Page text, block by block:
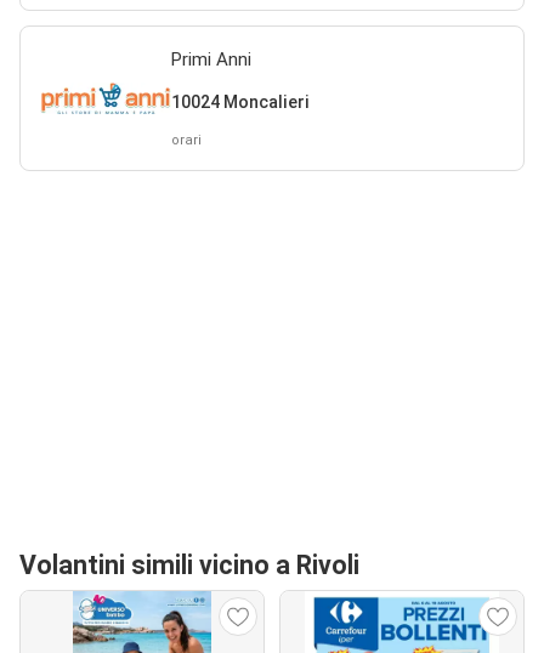
Primi Anni
10024 Moncalieri
orari
Volantini simili vicino a Rivoli